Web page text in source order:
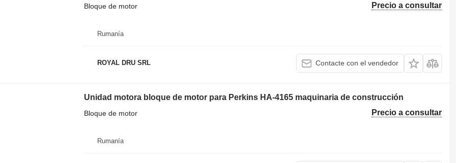
Precio a consultar
Bloque de motor
Rumanía
ROYAL DRU SRL Contacte con el vendedor
Unidad motora bloque de motor para Perkins HA-4165 maquinaria de construcción
Precio a consultar
Bloque de motor
Rumanía